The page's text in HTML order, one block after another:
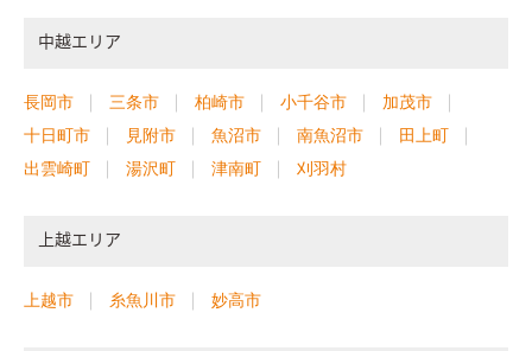
中越エリア
長岡市 三条市 柏崎市 小千谷市
加茂市
十日町市
見附市 魚沼市 南魚沼市
田上町
出雲崎町
湯沢町 津南町 刈羽村
上越エリア
上越市 糸魚川市 妙高市